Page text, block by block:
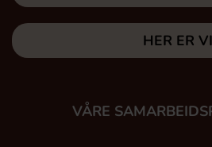
HER ER VI
VÅRE